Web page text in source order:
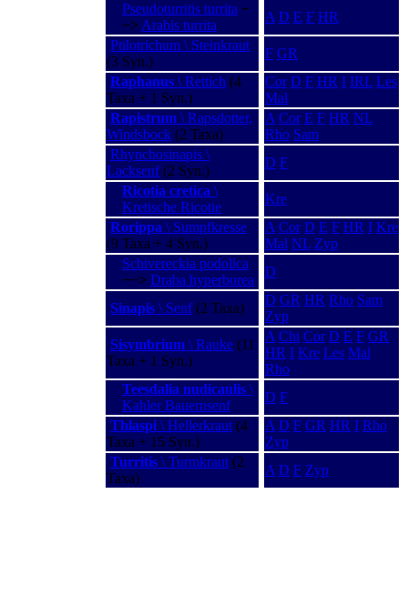
Pseudoturritis turrita −
−> Arabis turrita
A D E F HR
Ptilotrichum \ Steinkraut
(3 Syn.)
F GR
Raphanus \ Rettich (4
Taxa + 1 Syn.)
Cor D F HR I IRL Les
Mal
Rapistrum \ Rapsdotter,
Windsbock (2 Taxa)
A Cor E F HR NL
Rho Sam
Rhynchosinapis \
Lacksenf(2 Syn.)
D F
Ricotia cretica \
Kretische Ricotie
Kre
Rorippa \ Sumpfkresse
(9 Taxa + 4 Syn.)
A Cor D E F HR I Kre
Mal NL Zyp
Schivereckia podolica
−−> Draba hyperborea
D
Sinapis \ Senf(2 Taxa)
D GR HR Rho Sam
Zyp
Sisymbrium \ Rauke (11
Taxa + 1 Syn.)
A Chi Cor D E F GR
HR I Kre Les Mal
Rho
Teesdalia nudicaulis \
Kahler Bauernsenf
D F
Thlaspi \ Hellerkraut (4
Taxa + 15 Syn.)
A D F GR HR I Rho
Zyp
Turritis \ Turmkraut (2
Taxa)
A D F Zyp